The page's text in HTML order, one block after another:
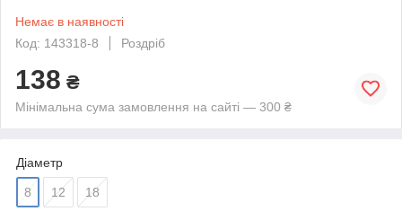
Немає в наявності
Код: 143318-8
Роздріб
138 ₴
Мінімальна сума замовлення на сайті — 300 ₴
Діаметр
8 12 18